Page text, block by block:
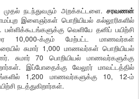
முதல் நடந்துவரும் அறக்கட்டளை.சரவணன்
இளைஞர்கள் பொறியியல் கல்லூரிகளில்
பள்ளிக்கூடங்களுக்கு வெளியே தனிப் பயிற்சி
10,000-க்கும் மேற்பட்ட மாணவர்கள்
சுமார் 1,000 மாணவர்கள் பொறியியல்
சுமார் 70 பொறியியல் மாணவர்களுக்கு
இப்போதைக்கு வேலூர் மாவட்டத்தில்
1,200 மாணவர்களுக்கு 10, 12-ம்
நடத்துகிறார்கள்.